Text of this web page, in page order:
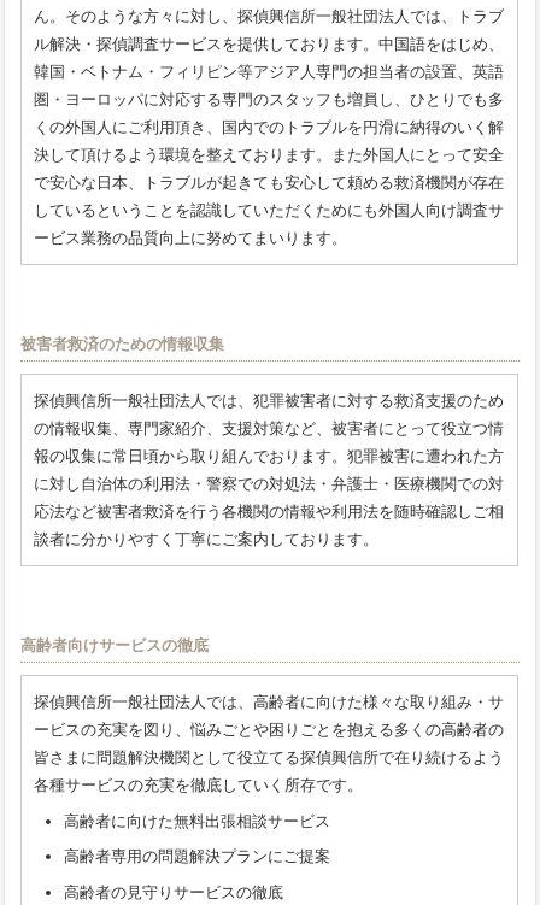
ん。そのような方々に対し、探偵興信所一般社団法人では、トラブ
ル解決・探偵調査サービスを提供しております。中国語をはじめ、
韓国・ベトナム・フィリピン等アジア人専門の担当者の設置、英語
圏・ヨーロッパに対応する専門のスタッフも増員し、ひとりでも多
くの外国人にご利用頂き、国内でのトラブルを円滑に納得のいく解
決して頂けるよう環境を整えております。また外国人にとって安全
で安心な日本、トラブルが起きても安心して頼める救済機関が存在
しているということを認識していただくためにも外国人向け調査サ
ービス業務の品質向上に努めてまいります。
被害者救済のための情報収集
探偵興信所一般社団法人では、犯罪被害者に対する救済支援のため
の情報収集、専門家紹介、支援対策など、被害者にとって役立つ情
報の収集に常日頃から取り組んでおります。犯罪被害に遭われた方
に対し自治体の利用法・警察での対処法・弁護士・医療機関での対
応法など被害者救済を行う各機関の情報や利用法を随時確認しご相
談者に分かりやすく丁寧にご案内しております。
高齢者向けサービスの徹底
探偵興信所一般社団法人では、高齢者に向けた様々な取り組み・サ
ービスの充実を図り、悩みごとや困りごとを抱える多くの高齢者の
皆さまに問題解決機関として役立てる探偵興信所で在り続けるよう
各種サービスの充実を徹底していく所存です。
高齢者に向けた無料出張相談サービス
高齢者専用の問題解決プランにご提案
高齢者の見守りサービスの徹底